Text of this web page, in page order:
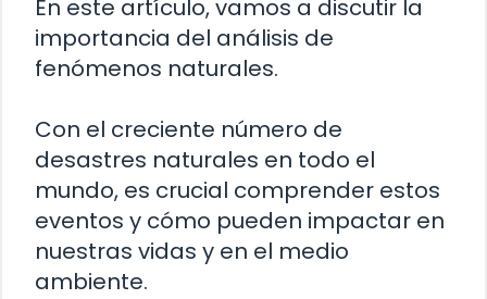
En este artículo, vamos a discutir la
importancia del análisis de
fenómenos naturales.
Con el creciente número de
desastres naturales en todo el
mundo, es crucial comprender estos
eventos y cómo pueden impactar en
nuestras vidas y en el medio
ambiente.